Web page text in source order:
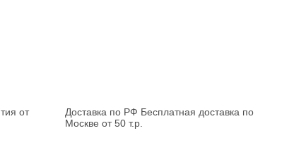
от
Доставка по РФ Бесплатная доставка по
Москве от 50 т.р.